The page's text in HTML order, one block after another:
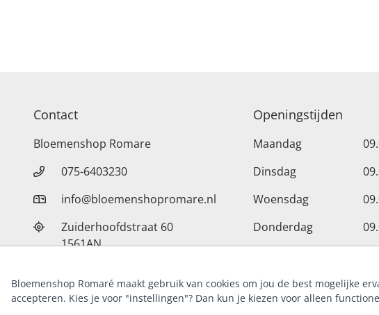
Contact
Bloemenshop Romare
075-6403230
info@bloemenshopromare.nl
Zuiderhoofdstraat 60
1561AN
KvK 33226918
Openingstijden
Maandag
Dinsdag
Woensdag
Donderdag
Zaterdag
Bloemenshop Romaré maakt gebruik van cookies om jou de best mogelijke
accepteren. Kies je voor "instellingen"? Dan kun je kiezen voor alleen